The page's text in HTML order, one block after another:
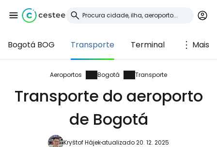
Bogotá BOG Transporte Terminal Mais
Aeroportos Bogotá Transporte
Transporte do aeroporto
de Bogotá
Kryštof Hájekatualizado 20. 12. 2025
Iniciar sessão no
Cestee
... a comunidade mundial de viajantes
Continuar com o Google